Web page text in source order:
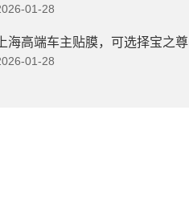
01-28
海高端车主贴膜，可选择宝之尊
01-28